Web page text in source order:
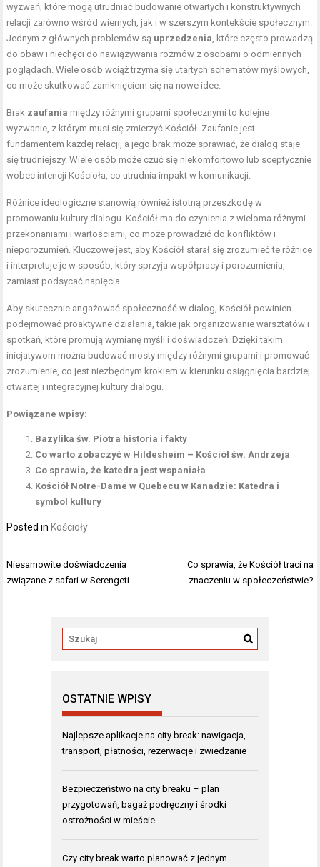
wyzwań, które mogą utrudniać budowanie otwartych i konstruktywnych
relacji zarówno wśród wiernych, jak i w szerszym kontekście społecznym.
Jednym z głównych problemów są uprzedzenia , które często prowadzą
do obaw i niechęci do nawiązywania rozmów z osobami o odmiennych
poglądach. Wiele osób wciąż trzyma się utartych schematów myślowych,
co może skutkować zamknięciem się na nowe idee.
Brak zaufania między różnymi grupami społecznymi to kolejne
wyzwanie, z którym musi się zmierzyć Kościół. Zaufanie jest
fundamentem każdej relacji, a jego brak może sprawiać, że dialog staje
się trudniejszy. Wiele osób może czuć się niekomfortowo lub sceptycznie
wobec intencji Kościoła, co utrudnia impakt w komunikacji.
Różnice ideologiczne stanowią również istotną przeszkodę w
promowaniu kultury dialogu. Kościół ma do czynienia z wieloma różnymi
przekonaniami i wartościami, co może prowadzić do konfliktów i
nieporozumień. Kluczowe jest, aby Kościół starał się zrozumieć te różnice
i interpretuje je w sposób, który sprzyja współpracy i porozumieniu,
zamiast podsycać napięcia.
Aby skutecznie angażować społeczność w dialog, Kościół powinien
podejmować proaktywne działania, takie jak organizowanie warsztatów i
spotkań, które promują wymianę myśli i doświadczeń. Dzięki takim
inicjatywom można budować mosty między różnymi grupami i promować
zrozumienie, co jest niezbędnym krokiem w kierunku osiągnięcia bardziej
otwartej i integracyjnej kultury dialogu.
Powiązane wpisy:
Bazylika św. Piotra historia i fakty
Co warto zobaczyć w Hildesheim – Kościół św. Andrzeja
Co sprawia, że katedra jest wspaniała
Kościół Notre-Dame w Quebecu w Kanadzie: Katedra i
symbol kultury
Posted in Kościoły
Nawigacja
wpisu
Niesamowite doświadczenia
związane z safari w Serengeti
Co sprawia, że Kościół traci na
znaczeniu w społeczeństwie?
OSTATNIE WPISY
Najlepsze aplikacje na city break: nawigacja,
transport, płatności, rezerwacje i zwiedzanie
Bezpieczeństwo na city breaku – plan
przygotowań, bagaż podręczny i środki
ostrożności w mieście
Czy city break warto planować z jednym